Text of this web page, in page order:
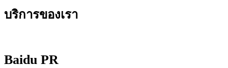
บริการของเรา
Baidu PR